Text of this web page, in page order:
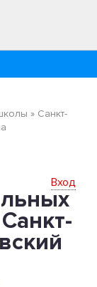
» Санкт-
Вход